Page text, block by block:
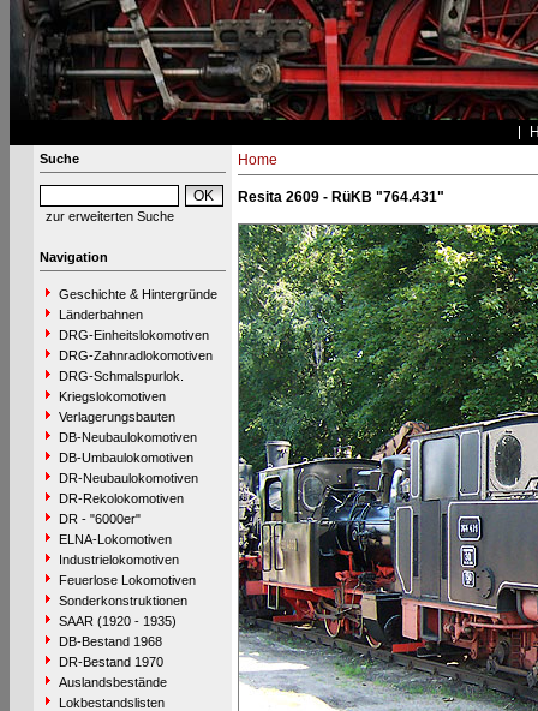
Suche
zur erweiterten Suche
Navigation
Geschichte & Hintergründe
Länderbahnen
DRG-Einheitslokomotiven
DRG-Zahnradlokomotiven
DRG-Schmalspurlok.
Kriegslokomotiven
Verlagerungsbauten
DB-Neubaulokomotiven
DB-Umbaulokomotiven
DR-Neubaulokomotiven
DR-Rekolokomotiven
DR - "6000er"
ELNA-Lokomotiven
Industrielokomotiven
Feuerlose Lokomotiven
Sonderkonstruktionen
SAAR (1920 - 1935)
DB-Bestand 1968
DR-Bestand 1970
Auslandsbestände
Lokbestandslisten
Home
Resita 2609 - RüKB "764.431"